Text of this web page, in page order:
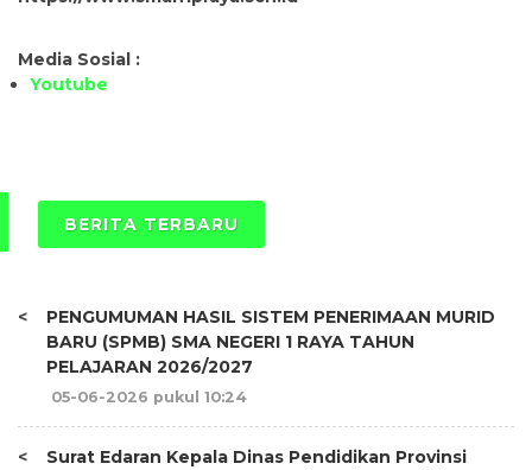
Media Sosial :
Youtube
BERITA TERBARU
<
PENGUMUMAN HASIL SISTEM PENERIMAAN MURID
BARU (SPMB) SMA NEGERI 1 RAYA TAHUN
PELAJARAN 2026/2027
05-06-2026 pukul 10:24
<
Surat Edaran Kepala Dinas Pendidikan Provinsi